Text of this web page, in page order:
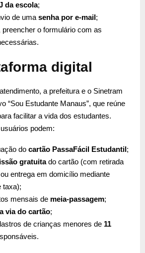
da escola;
de uma senha por e-mail;
o formulário com as
digital
a prefeitura e o Sinetram
“Sou Estudante Manaus”, que reúne
facilitar a vida dos estudantes.
podem:
do cartão PassaFácil Estudantil;
gratuitado cartão (com retirada
entrega em domicílio mediante
taxa);
mensais de meia-passagem;
via do cartão;
de crianças menores de 11